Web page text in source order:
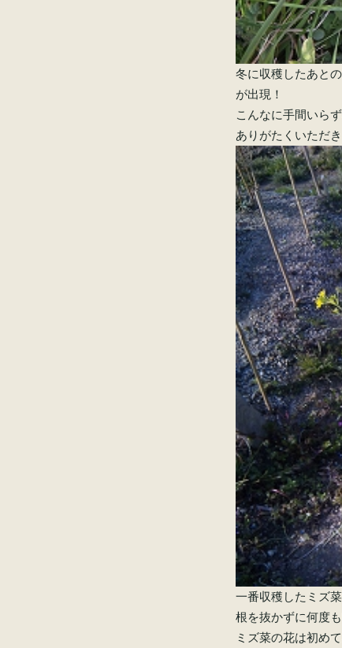
冬に収穫したあと
が出現！
こんなに手間いら
ありがたくいただ
一番収穫したミズ
根を抜かずに何度
ミズ菜の花は初め